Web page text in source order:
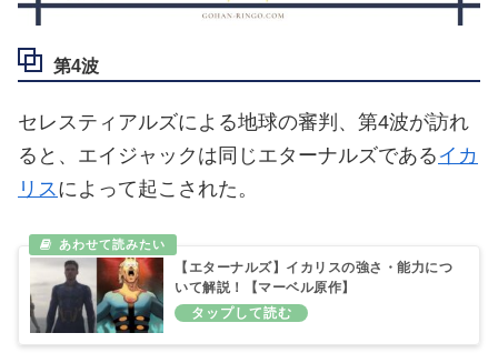
第4波
セレスティアルズによる地球の審判、第4波が訪れ
ると、エイジャックは同じエターナルズである イカ
リスによって起こされた。
【エターナルズ】イカリスの強さ・能力につ
いて解説！【マーベル原作】